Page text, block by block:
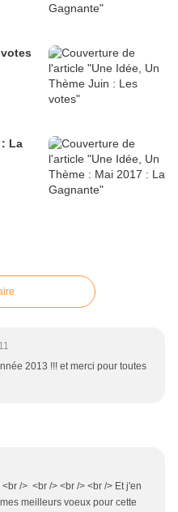
: La
2013 !!! et merci pour toutes
/> <br /> <br /> <br /> Et j'en
meilleurs voeux pour cette